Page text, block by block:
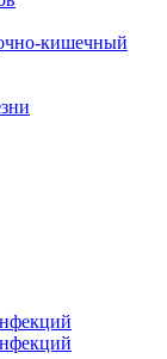
кишечный